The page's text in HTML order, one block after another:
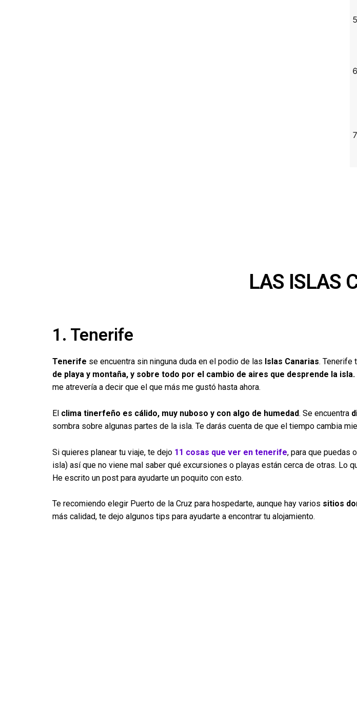
LAS ISLAS
1. Tenerife
Tenerife se encuentra sin ninguna duda en el podio de las Islas Canarias. Tenerife
de playa y montaña, y sobre todo por el cambio de aires que desprende la isla.
me atrevería a decir que el que más me gustó hasta ahora.
El clima tinerfeño es cálido, muy nuboso y con algo de humedad. Se encuentra
sombra sobre algunas partes de la isla. Te darás cuenta de que el tiempo cambia
Si quieres planear tu viaje, te dejo 11 cosas que ver en tenerife, para que puedas
isla) así que no viene mal saber qué excursiones o playas están cerca de otras. Lo
He escrito un post para ayudarte un poquito con esto.
Te recomiendo elegir Puerto de la Cruz para hospedarte, aunque hay varios sitios
más calidad, te dejo algunos tips para ayudarte a encontrar tu alojamiento.